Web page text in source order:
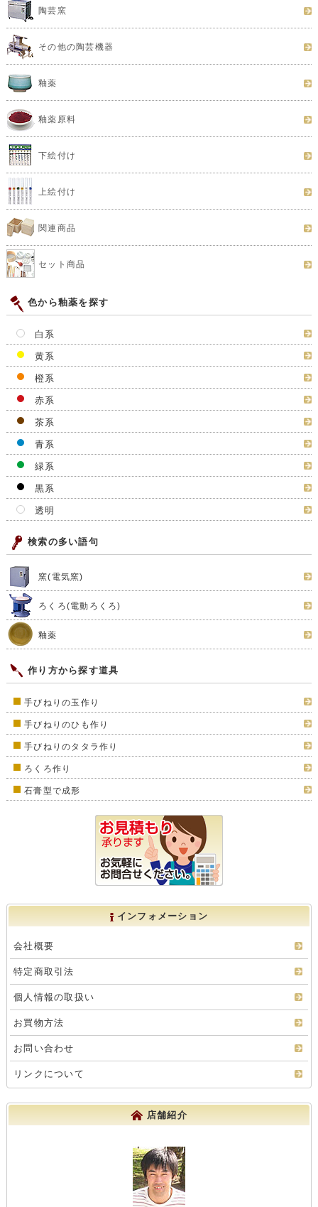
陶芸窯
その他の陶芸機器
釉薬
釉薬原料
下絵付け
上絵付け
関連商品
セット商品
色から釉薬を探す
白系
黄系
橙系
赤系
茶系
青系
緑系
黒系
透明
検索の多い語句
窯(電気窯)
ろくろ(電動ろくろ)
釉薬
作り方から探す道具
手びねりの玉作り
手びねりのひも作り
手びねりのタタラ作り
ろくろ作り
石膏型で成形
インフォメーション
会社概要
特定商取引法
個人情報の取扱い
お買物方法
お問い合わせ
リンクについて
店舗紹介